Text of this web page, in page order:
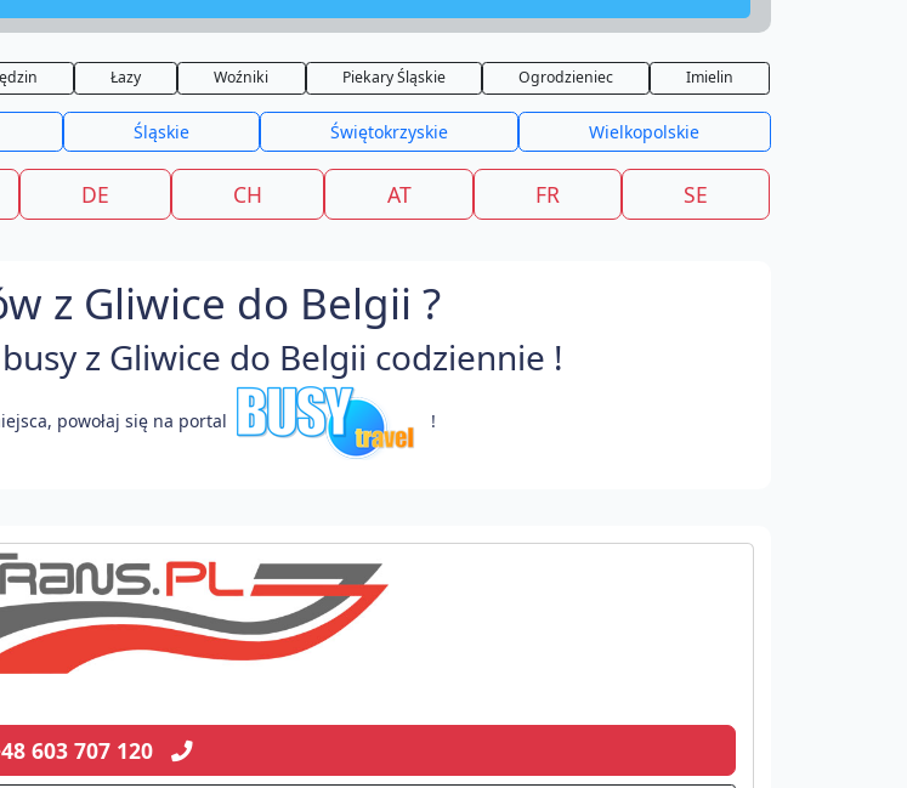
Łazy Woźniki Piekary Śląskie Ogrodzieniec Imielin
Śląskie Świętokrzyskie Wielkopolskie
DE CH AT FR SE
z Gliwice do Belgii ?
z Gliwice do Belgii codziennie !
powołaj się na portal !
603 707 120